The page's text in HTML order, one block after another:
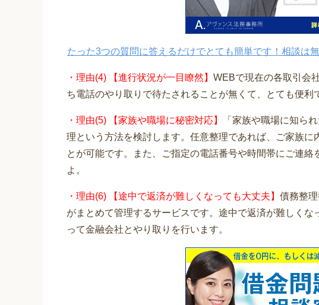
たった3つの質問に答えるだけでとても簡単です！相談は
・理由(4) 【進行状況が一目瞭然】 WEBで現在の各取引会
ち電話のやり取りで待たされることが無くて、とても便利
・理由(5) 【家族や職場に秘密対応】
「家族や職場に知ら
理という方法を検討します。任意整理であれば、ご家族に
とが可能です。また、ご指定の電話番号や時間帯にご連
よ。
・理由(6) 【途中で返済が難しくなっても大丈夫】 債務整
がまとめて管理するサービスです。途中で返済が難しくな
って金融会社とやり取りを行います。